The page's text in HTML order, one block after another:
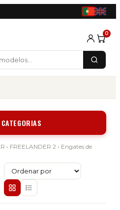
0
› FREELANDER 2 › Engates de